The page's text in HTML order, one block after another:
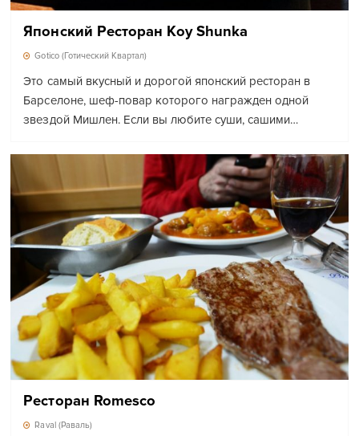
Японский Ресторан Koy Shunka
Gotico (Готический Квартал)
Это самый вкусный и дорогой японский ресторан в
Барселоне, шеф-повар которого награжден одной
звездой Мишлен. Если вы любите суши, сашими…
Ресторан Romesco
Raval (Раваль)